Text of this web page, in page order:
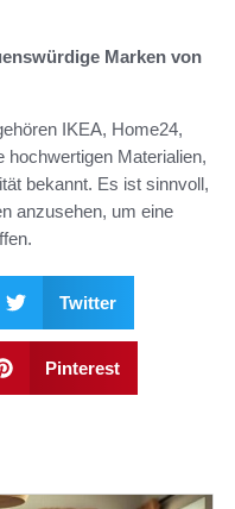
Marken von
IKEA, Home24,
hochwertigen Materialien,
bekannt. Es ist sinnvoll,
anzusehen, um eine
Twitter
Pinterest